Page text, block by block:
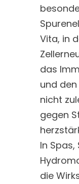
Vita, in
das
und
nicht
gegen
In
die